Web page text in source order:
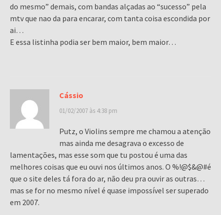
do mesmo” demais, com bandas alçadas ao “sucesso” pela
mtv que nao da para encarar, com tanta coisa escondida por
ai…
E essa listinha podia ser bem maior, bem maior…
Cássio
01/02/2007 às 4:38 pm
Putz, o Violins sempre me chamou a atenção
mas ainda me desagrava o excesso de
lamentações, mas esse som que tu postou é uma das
melhores coisas que eu ouvi nos últimos anos. O %!@$&@#é
que o site deles tá fora do ar, não deu pra ouvir as outras…
mas se for no mesmo nível é quase impossível ser superado
em 2007.